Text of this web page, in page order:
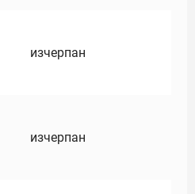
изчерпан
изчерпан